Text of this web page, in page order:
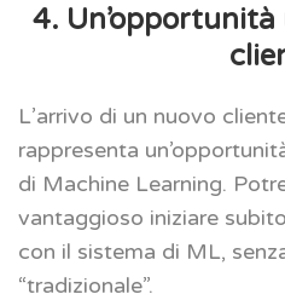
4.
L’arrivo di un nuovo
rappresenta
di Machine Learning.
vantaggioso iniziare
con il sistema di ML,
“tradizionale”.